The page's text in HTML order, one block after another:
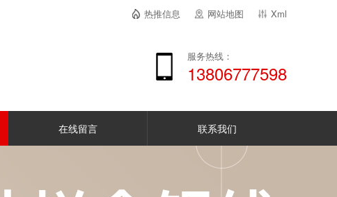
Xml
网站地图
热推信息
服务热线：
13806777598
在线留言 联系我们